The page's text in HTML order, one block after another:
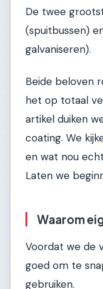
De twee
(spuitbussen)
galvaniseren).
Beide beloven
het op totaal
artikel duiken
coating. We
en wat nou
Laten we
Waarom
Voordat we de
goed om te
gebruiken.